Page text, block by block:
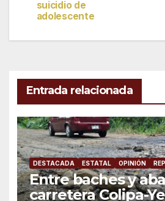
suicidio de
adolescente
Entrada relacionada
DESTACADA ESTATAL OPINIÓN
Entre baches y
carretera Colipa-